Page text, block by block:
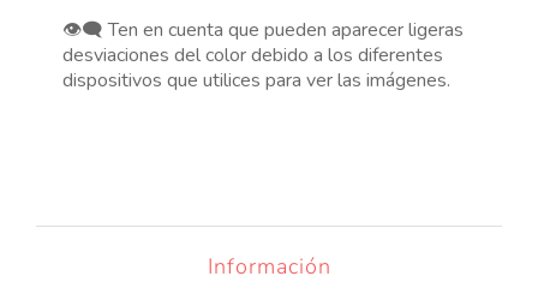
👁️‍🗨️ Ten en cuenta que pueden aparecer ligeras
desviaciones del color debido a los diferentes
dispositivos que utilices para ver las imágenes.
Información